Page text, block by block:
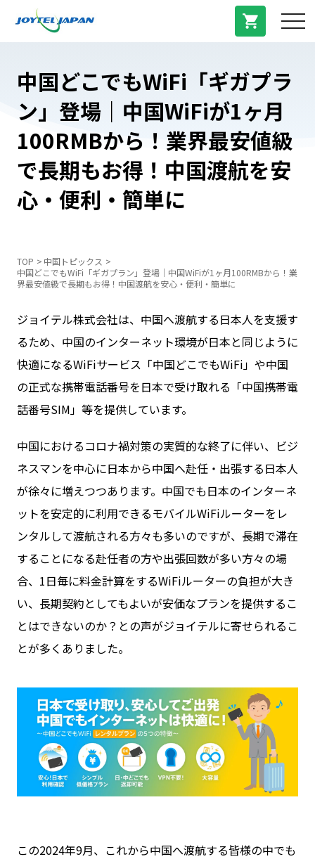
お問い合わせ
ログイン
WiFiレンタルプランお申し込み
料金プラン
プラン/商品
よくある質問
中国どこでもWiFi「ギガプラ
ン」登場｜中国WiFiが1ヶ月
100RMBから！業界最安値級
で長期もお得！中国渡航を安
心・便利・簡単に
TOP
中国トピックス
中国どこでもWiFi「ギガプラン」登場｜中国WiFiが1ヶ月100RMBから！業
界最安値級で長期もお得！中国渡航を安心・便利・簡単に
ジョイテル株式会社は、中国へ渡航する日本人を支援す
るため、中国のインターネット環境が日本と同じように
快適になるWiFiサービス「中国どこでもWiFi」や中国
の正式な携帯電話番号を日本で受け取れる「中国携帯電
話番号SIM」等を提供しています。
中国におけるコロナ禍対策の実質的な終了に伴い、ビジ
ネスマンを中心に日本から中国へ赴任・出張する日本人
が徐々に増えつつあります。中国でも日本のインターネ
ットを安定的に利用できるモバイルWiFiルーターをレ
ンタルして渡航される方々も多いのですが、長期で滞在
することになる赴任者の方や出張回数が多い方々の場
合、1日毎に料金計算をするWiFiルーターの負担が大き
い、長期契約としてもよいが安価なプランを提供するこ
とはできないのか？との声がジョイテルに寄せられるこ
とが多くありました。
この2024年9月、これから中国へ渡航する皆様の中でも